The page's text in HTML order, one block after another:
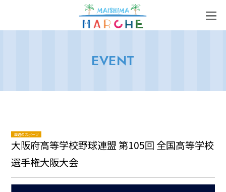
EVENT
周辺のスポーツ
大阪府高等学校野球連盟 第105回 全国高等学校
選手権大阪大会